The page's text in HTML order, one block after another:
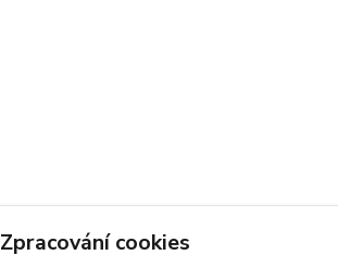
Zpracování cookies